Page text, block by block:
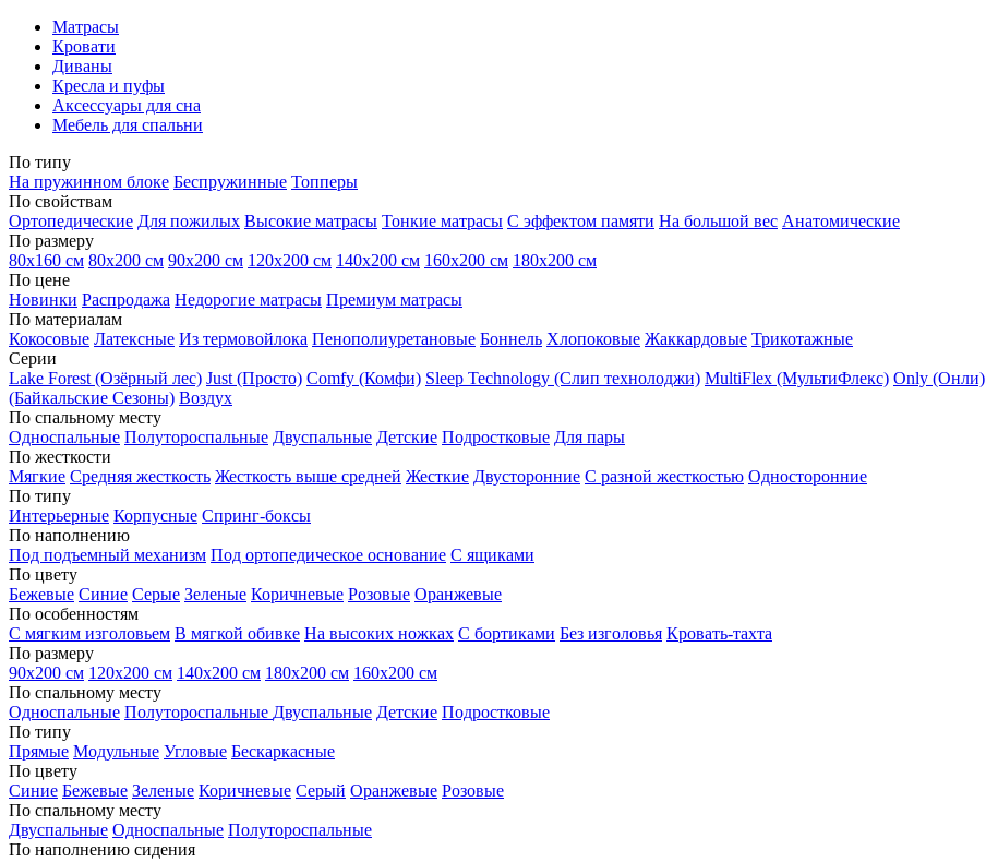
Матрасы
Кровати
Диваны
Кресла и пуфы
Аксессуары для сна
Мебель для спальни
По типу
На пружинном блоке Беспружинные Топперы
По свойствам
Ортопедические Для пожилых Высокие матрасы Тонкие матрасы С эффектом памяти На большой вес Анатомические
По размеру
80х160 см 80х200 см 90х200 см 120х200 см 140х200 см 160х200 см 180х200 см
По цене
Новинки Распродажа Недорогие матрасы Премиум матрасы
По материалам
Кокосовые Латексные Из термовойлока Пенополиуретановые Боннель Хлопоковые Жаккардовые Трикотажные
Серии
Lake Forest (Озёрный лес) Just (Просто) Comfy (Комфи) Sleep Technology (Слип технолоджи) MultiFlex (МультиФлекс) Only (Онли)
(Байкальские Сезоны) Воздух
По спальному месту
Односпальные Полутороспальные Двуспальные Детские Подростковые Для пары
По жесткости
Мягкие Средняя жесткость Жесткость выше средней Жесткие Двусторонние С разной жесткостью Односторонние
По типу
Интерьерные Корпусные Спринг-боксы
По наполнению
Под подъемный механизм Под ортопедическое основание С ящиками
По цвету
Бежевые Синие Серые Зеленые Коричневые Розовые Оранжевые
По особенностям
С мягким изголовьем В мягкой обивке На высоких ножках С бортиками Без изголовья Кровать-тахта
По размеру
90х200 см 120х200 см 140х200 см 180х200 см 160х200 см
По спальному месту
Односпальные Полутороспальные Двуспальные Детские Подростковые
По типу
Прямые Модульные Угловые Бескаркасные
По цвету
Синие Бежевые Зеленые Коричневые Серый Оранжевые Розовые
По спальному месту
Двуспальные Односпальные Полутороспальные
По наполнению сидения